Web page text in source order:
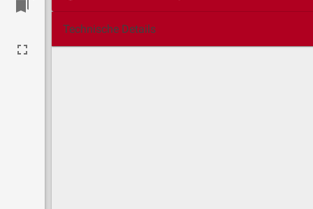
Technische Details